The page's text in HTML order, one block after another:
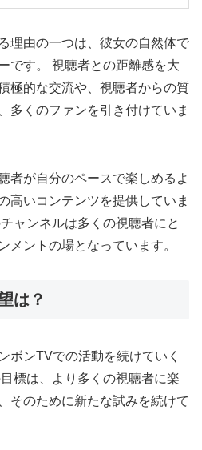
理由の一つは、彼女の自然体で
です。 視聴者との距離感を大
極的な交流や、視聴者からの質
多くのファンを引き付けていま
者が自分のペースで楽しめるよ
高いコンテンツを提供していま
ャンネルは多くの視聴者にと
メントの場となっています。
は？
ボンTVでの活動を続けていく
標は、より多くの視聴者に楽
そのために新たな試みを続けて